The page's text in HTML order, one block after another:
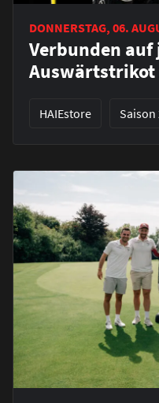
DONNERSTAG, 06.
Verbunden auf
Auswärtstrikot
HAIEstore Saison